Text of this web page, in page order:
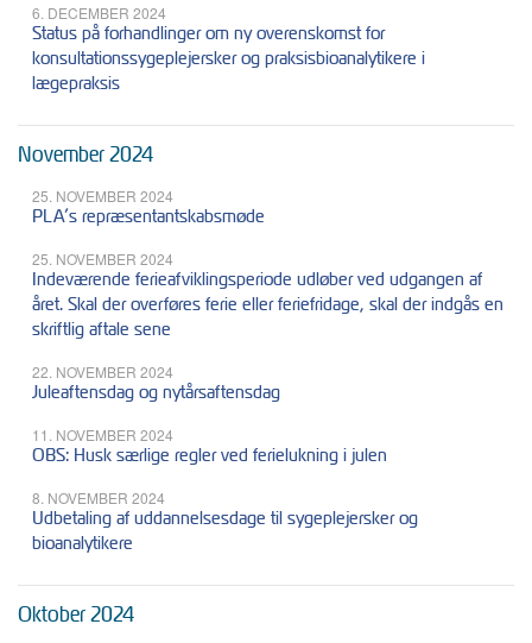
6. DECEMBER 2024
Status på forhandlinger om ny overenskomst for
konsultationssygeplejersker og praksisbioanalytikere i
lægepraksis
November 2024
25. NOVEMBER 2024
PLA’s repræsentantskabsmøde
25. NOVEMBER 2024
Indeværende ferieafviklingsperiode udløber ved udgangen af
året. Skal der overføres ferie eller feriefridage, skal der indgås en
skriftlig aftale sene
22. NOVEMBER 2024
Juleaftensdag og nytårsaftensdag
11. NOVEMBER 2024
OBS: Husk særlige regler ved ferielukning i julen
8. NOVEMBER 2024
Udbetaling af uddannelsesdage til sygeplejersker og
bioanalytikere
Oktober 2024